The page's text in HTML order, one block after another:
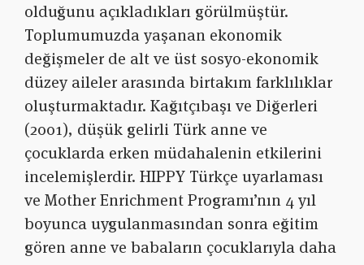
olduğunu açıkladıkları görülmüştür.
Toplumumuzda yaşanan ekonomik
değişmeler de alt ve üst sosyo-ekonomik
düzey aileler arasında birtakım farklılıklar
oluşturmaktadır. Kağıtçıbaşı ve Diğerleri
(2001), düşük gelirli Türk anne ve
çocuklarda erken müdahalenin etkilerini
incelemişlerdir. HIPPY Türkçe uyarlaması
ve Mother Enrichment Programı’nın 4 yıl
boyunca uygulanmasından sonra eğitim
gören anne ve babaların çocuklarıyla daha